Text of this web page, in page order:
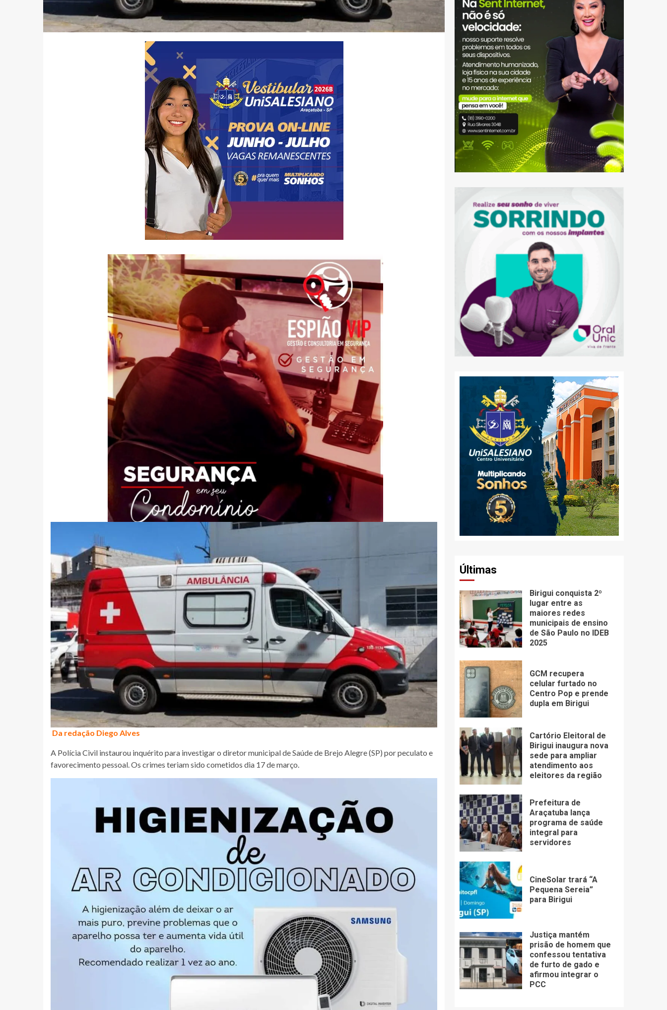
Da redação Diego Alves
A Polícia Civil instaurou inquérito para investigar o diretor municipal de Saúde de Brejo Alegre (SP) por peculato e
favorecimento pessoal. Os crimes teriam sido cometidos dia 17 de março.
Últimas
Birigui conquista 2º
lugar entre as
maiores redes
municipais de ensino
de São Paulo no IDEB
2025
GCM recupera
celular furtado no
Centro Pop e prende
dupla em Birigui
Cartório Eleitoral de
Birigui inaugura nova
sede para ampliar
atendimento aos
eleitores da região
Prefeitura de
Araçatuba lança
programa de saúde
integral para
servidores
CineSolar trará “A
Pequena Sereia”
para Birigui
Justiça mantém
prisão de homem que
confessou tentativa
de furto de gado e
afirmou integrar o
PCC